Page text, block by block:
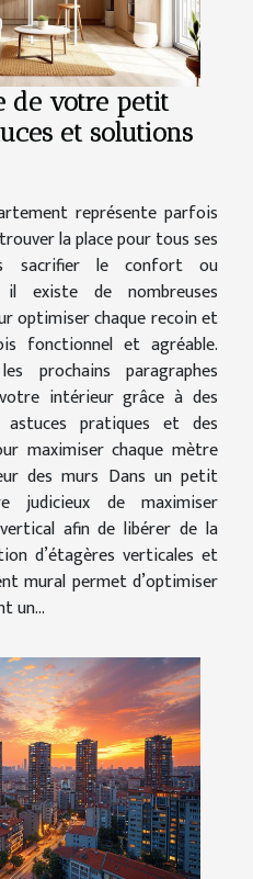
de votre petit
et solutions
représente parfois
la place pour tous ses
sacrifier le confort ou
il existe de nombreuses
optimiser chaque recoin et
fonctionnel et agréable.
prochains paragraphes
intérieur grâce à des
astuces pratiques et des
maximiser chaque mètre
des murs Dans un petit
judicieux de maximiser
afin de libérer de la
d’étagères verticales et
mural permet d’optimiser
un...